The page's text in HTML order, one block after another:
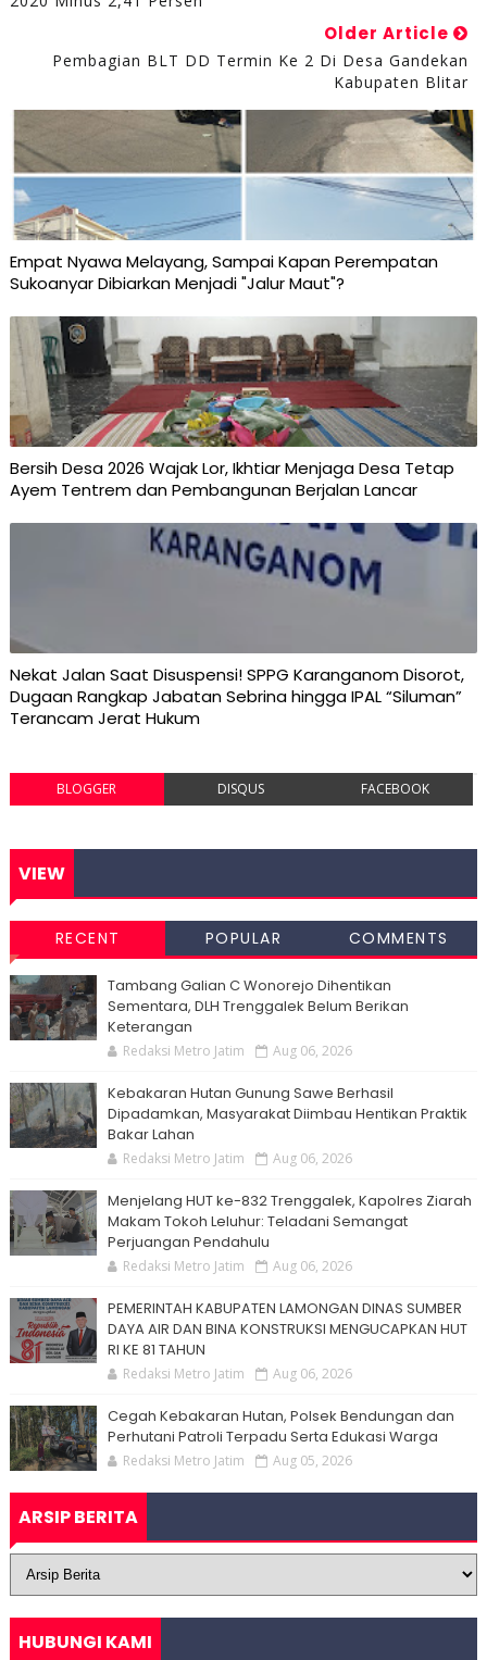
Older Article
Pembagian BLT DD Termin Ke 2 Di Desa Gandekan
Kabupaten Blitar
Empat Nyawa Melayang, Sampai Kapan Perempatan
Sukoanyar Dibiarkan Menjadi "Jalur Maut"?
Bersih Desa 2026 Wajak Lor, Ikhtiar Menjaga Desa Tetap
Ayem Tentrem dan Pembangunan Berjalan Lancar
Nekat Jalan Saat Disuspensi! SPPG Karanganom Disorot,
Dugaan Rangkap Jabatan Sebrina hingga IPAL “Siluman”
Terancam Jerat Hukum
BLOGGER DISQUS FACEBOOK
VIEW
RECENT POPULAR COMMENTS
Tambang Galian C Wonorejo Dihentikan
Sementara, DLH Trenggalek Belum Berikan
Keterangan
Redaksi Metro Jatim Aug 06, 2026
Kebakaran Hutan Gunung Sawe Berhasil
Dipadamkan, Masyarakat Diimbau Hentikan Praktik
Bakar Lahan
Redaksi Metro Jatim Aug 06, 2026
Menjelang HUT ke-832 Trenggalek, Kapolres Ziarah
Makam Tokoh Leluhur: Teladani Semangat
Perjuangan Pendahulu
Redaksi Metro Jatim Aug 06, 2026
PEMERINTAH KABUPATEN LAMONGAN DINAS SUMBER
DAYA AIR DAN BINA KONSTRUKSI MENGUCAPKAN HUT
RI KE 81 TAHUN
Redaksi Metro Jatim Aug 06, 2026
Cegah Kebakaran Hutan, Polsek Bendungan dan
Perhutani Patroli Terpadu Serta Edukasi Warga
Redaksi Metro Jatim Aug 05, 2026
ARSIP BERITA
HUBUNGI KAMI